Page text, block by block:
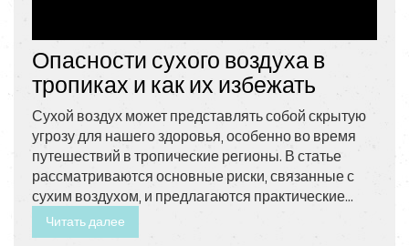
Опасности сухого воздуха в
тропиках и как их избежать
Сухой воздух может представлять собой скрытую
угрозу для нашего здоровья, особенно во время
путешествий в тропические регионы. В статье
рассматриваются основные риски, связанные с
сухим воздухом, и предлагаются практические
советы по их минимизации. Узнаете, как ухаживать
за кожей и дыхательными путями, а также о
Читать далее